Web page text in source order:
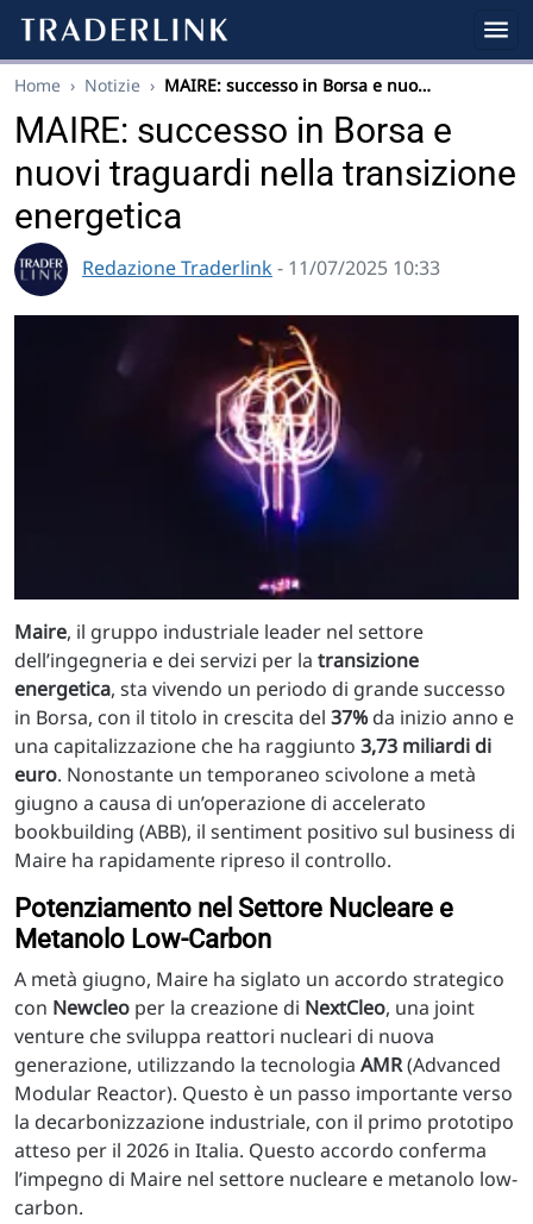
Home › Notizie › MAIRE: successo in Borsa e nuo…
MAIRE: successo in Borsa e
nuovi traguardi nella transizione
energetica
Redazione Traderlink - 11/07/2025 10:33
Maire, il gruppo industriale leader nel settore
dell’ingegneria e dei servizi per la transizione
energetica, sta vivendo un periodo di grande successo
in Borsa, con il titolo in crescita del 37%da inizio anno e
una capitalizzazione che ha raggiunto 3,73 miliardi di
euro. Nonostante un temporaneo scivolone a metà
giugno a causa di un’operazione di accelerato
bookbuilding (ABB), il sentiment positivo sul business di
Maire ha rapidamente ripreso il controllo.
Potenziamento nel Settore Nucleare e
Metanolo Low-Carbon
A metà giugno, Maire ha siglato un accordo strategico
con Newcleo per la creazione di NextCleo, una joint
venture che sviluppa reattori nucleari di nuova
generazione, utilizzando la tecnologia AMR(Advanced
Modular Reactor). Questo è un passo importante verso
la decarbonizzazione industriale, con il primo prototipo
atteso per il 2026 in Italia. Questo accordo conferma
l’impegno di Maire nel settore nucleare e metanolo low-
carbon.